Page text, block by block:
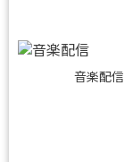
音楽配信